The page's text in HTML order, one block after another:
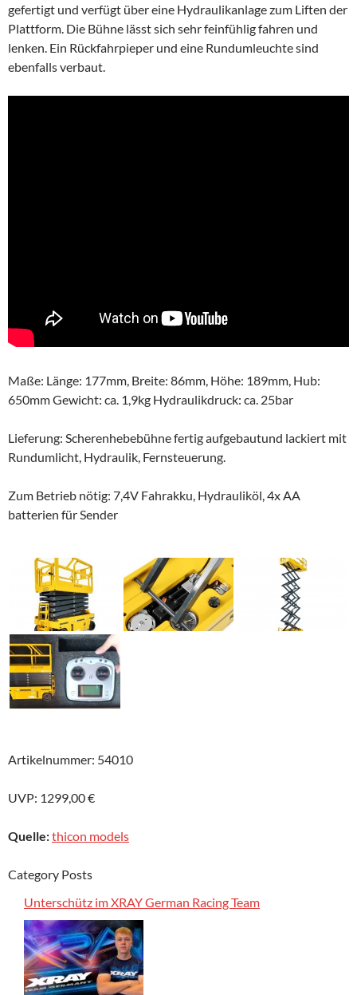
gefertigt und verfügt über eine Hydraulikanlage zum Liften der
Plattform. Die Bühne lässt sich sehr feinfühlig fahren und
lenken. Ein Rückfahrpieper und eine Rundumleuchte sind
ebenfalls verbaut.
Maße: Länge: 177mm, Breite: 86mm, Höhe: 189mm, Hub:
650mm Gewicht: ca. 1,9kg Hydraulikdruck: ca. 25bar
Lieferung: Scherenhebebühne fertig aufgebautund lackiert mit
Rundumlicht, Hydraulik, Fernsteuerung.
Zum Betrieb nötig: 7,4V Fahrakku, Hydrauliköl, 4x AA
batterien für Sender
Artikelnummer: 54010
UVP: 1299,00 €
Quelle:thicon models
Category Posts
Unterschütz im XRAY German Racing Team